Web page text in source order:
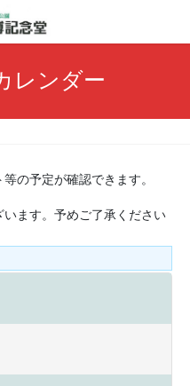
レンダー
の予定が確認できます。
ます。予めご了承ください